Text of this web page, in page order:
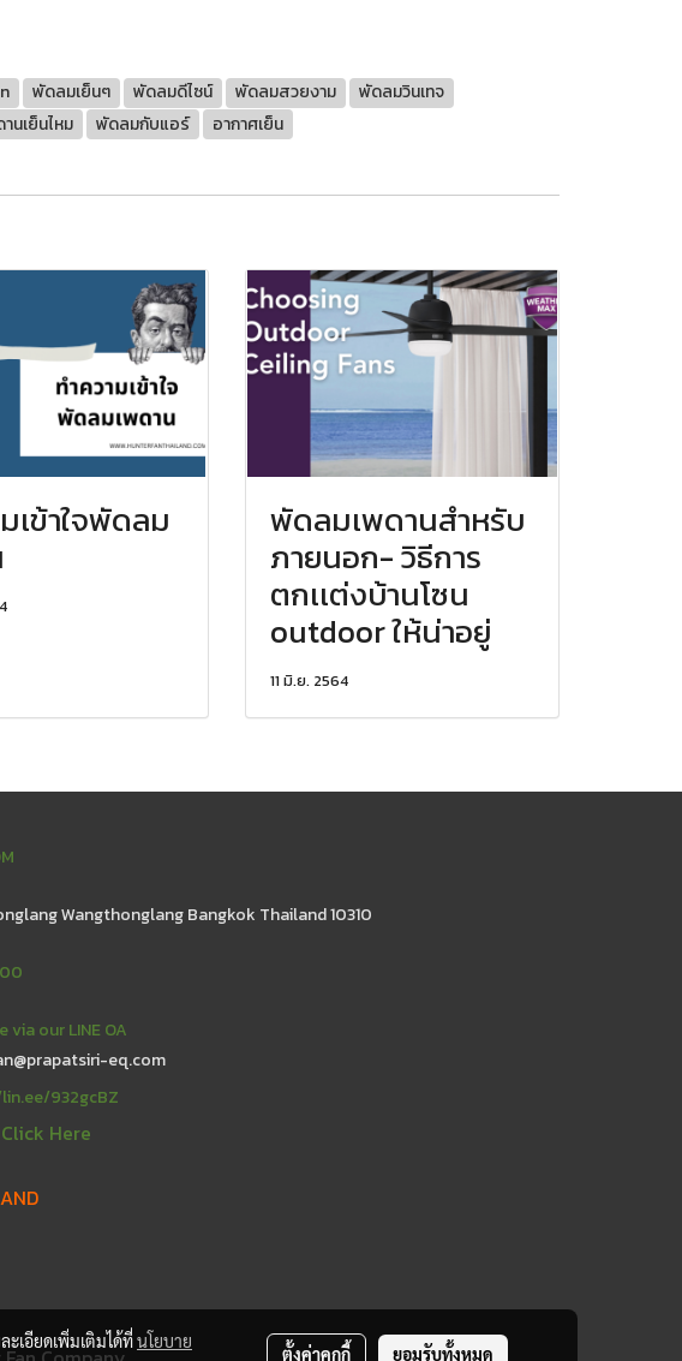
พัดลมเย็นๆ พัดลมดีไซน์ พัดลมสวยงาม
พัดลมวินเทจ
นเย็นไหม พัดลมกับแอร์ อากาศเย็น
เข้าใจพัดลม พัดลมเพดานสำหรับ
ภายนอก- วิธีการ
ตกเเต่งบ้านโซน
outdoor ให้น่าอยู่
11 มิ.ย. 2564
Wangthonglang Bangkok Thailand 10310
our LINE OA
eq.com
932gcBZ
Here
เอียดเพิ่มเติมได้ที่นโยบาย
ตั้งค่าคุกกี้ ยอมรับทั้งหมด